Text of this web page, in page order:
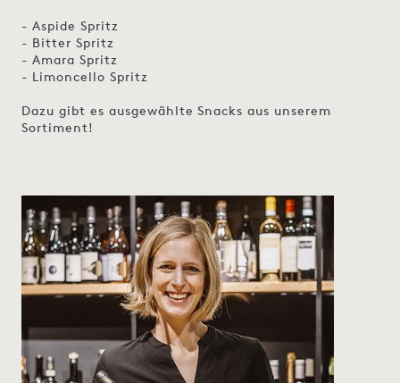
- Aspide Spritz
- Bitter Spritz
- Amara Spritz
- Limoncello Spritz
Dazu gibt es ausgewählte Snacks aus unserem
Sortiment!